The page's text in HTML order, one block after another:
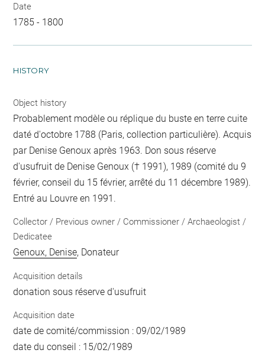
Date
1785 - 1800
HISTORY
Object history
Probablement modèle ou réplique du buste en terre cuite
daté d'octobre 1788 (Paris, collection particulière). Acquis
par Denise Genoux après 1963. Don sous réserve
d'usufruit de Denise Genoux († 1991), 1989 (comité du 9
février, conseil du 15 février, arrêté du 11 décembre 1989).
Entré au Louvre en 1991.
Collector / Previous owner / Commissioner / Archaeologist /
Dedicatee
Genoux, Denise, Donateur
Acquisition details
donation sous réserve d'usufruit
Acquisition date
date de comité/commission : 09/02/1989
date du conseil : 15/02/1989